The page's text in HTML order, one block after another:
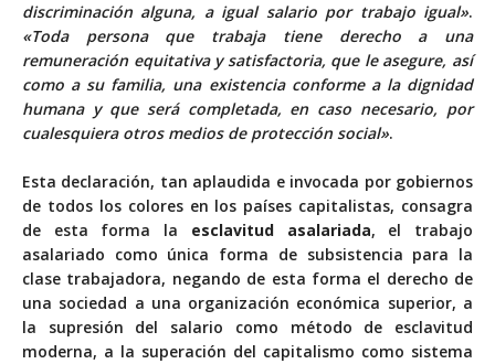
discriminación alguna, a igual salario por trabajo igual».
«Toda persona que trabaja tiene derecho a una
remuneración equitativa y satisfactoria, que le asegure, así
como a su familia, una existencia conforme a la dignidad
humana y que será completada, en caso necesario, por
cualesquiera otros medios de protección social».
Esta declaración, tan aplaudida e invocada por gobiernos
de todos los colores en los países capitalistas, consagra
de esta forma la esclavitud asalariada, el trabajo
asalariado como única forma de subsistencia para la
clase trabajadora, negando de esta forma el derecho de
una sociedad a una organización económica superior, a
la supresión del salario como método de esclavitud
moderna, a la superación del capitalismo como sistema